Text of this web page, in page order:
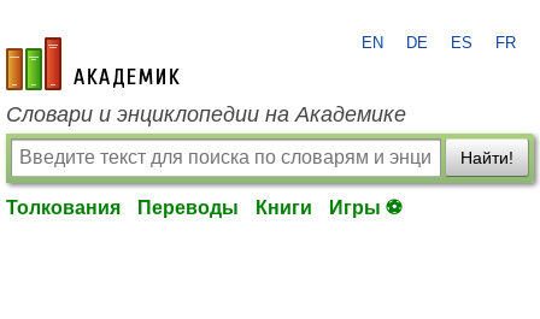
academic.ru
EN DE ES FR
Словари и энциклопедии на Академике
Найти!
Толкования Переводы Книги Игры ⚽